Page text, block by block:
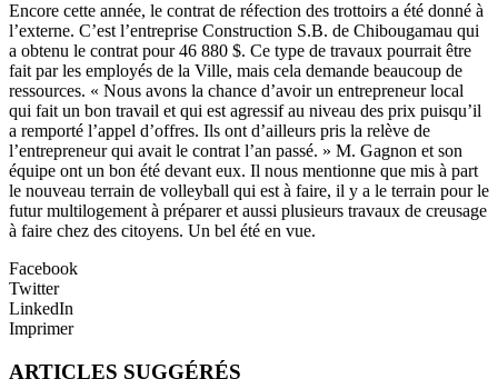
Encore cette année, le contrat de réfection des trottoirs a été donné à
l’externe. C’est l’entreprise Construction S.B. de Chibougamau qui
a obtenu le contrat pour 46 880 $. Ce type de travaux pourrait être
fait par les employés de la Ville, mais cela demande beaucoup de
ressources. « Nous avons la chance d’avoir un entrepreneur local
qui fait un bon travail et qui est agressif au niveau des prix puisqu’il
a remporté l’appel d’offres. Ils ont d’ailleurs pris la relève de
l’entrepreneur qui avait le contrat l’an passé. » M. Gagnon et son
équipe ont un bon été devant eux. Il nous mentionne que mis à part
le nouveau terrain de volleyball qui est à faire, il y a le terrain pour le
futur multilogement à préparer et aussi plusieurs travaux de creusage
à faire chez des citoyens. Un bel été en vue.
Facebook
Twitter
LinkedIn
Imprimer
ARTICLES SUGGÉRÉS